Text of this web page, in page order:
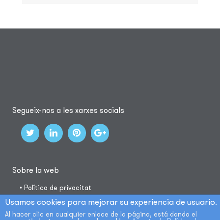
Segueix-nos a les xarxes socials
Sobre la web
• Política de privacitat
• Política de galetes
• Avis legal
Usamos cookies para mejorar su experiencia de usuario.
Al hacer clic en cualquier enlace de la página, está dando el